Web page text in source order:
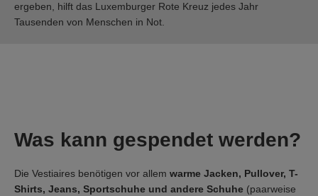
ergeben, hilft das Luxemburger Rote Kreuz jedes Jahr
Tausenden von Menschen in Not.
Was kann gespendet werden?
Die Vestiaires benötigen vor allem warme Jacken, Pullover, T-
Shirts, Jeans, Sportschuhe und andere Schuhe (paarweise